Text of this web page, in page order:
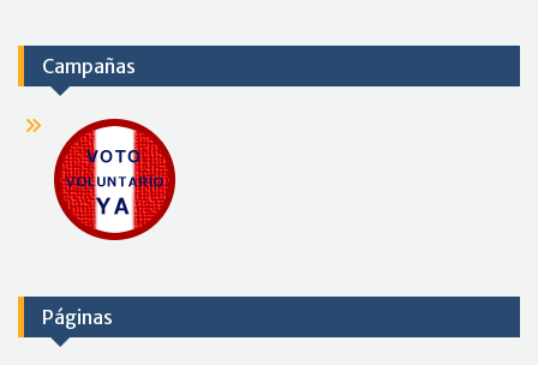
Campañas
Páginas